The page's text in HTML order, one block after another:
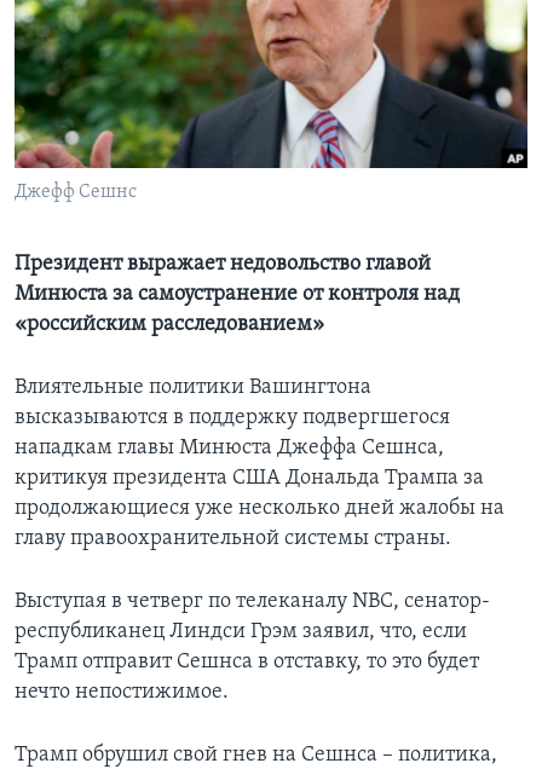
Learning English
СОЦИАЛЬНЫЕ СЕТИ
Джефф Сешнс
Президент выражает недовольство главой
Минюста за самоустранение от контроля над
«российским расследованием»
Влиятельные политики Вашингтона
высказываются в поддержку подвергшегося
нападкам главы Минюста Джеффа Сешнса,
критикуя президента США Дональда Трампа за
продолжающиеся уже несколько дней жалобы на
главу правоохранительной системы страны.
Выступая в четверг по телеканалу NBC, сенатор-
республиканец Линдси Грэм заявил, что, если
Трамп отправит Сешнса в отставку, то это будет
нечто непостижимое.
Трамп обрушил свой гнев на Сешнса – политика,